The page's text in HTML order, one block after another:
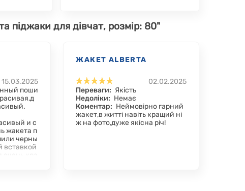
піджаки для дівчат, розмір: 80"
15.03.2025
поши
и с
жакета п
черны
вставкой
кра
ЖАКЕТ ALBERTA
02.02.2025
Переваги: Якість
Недоліки: Немає
Коментар: Неймовірно гарний
жакет,в житті навіть кращий ні
ж на фото,дуже якісна річ!